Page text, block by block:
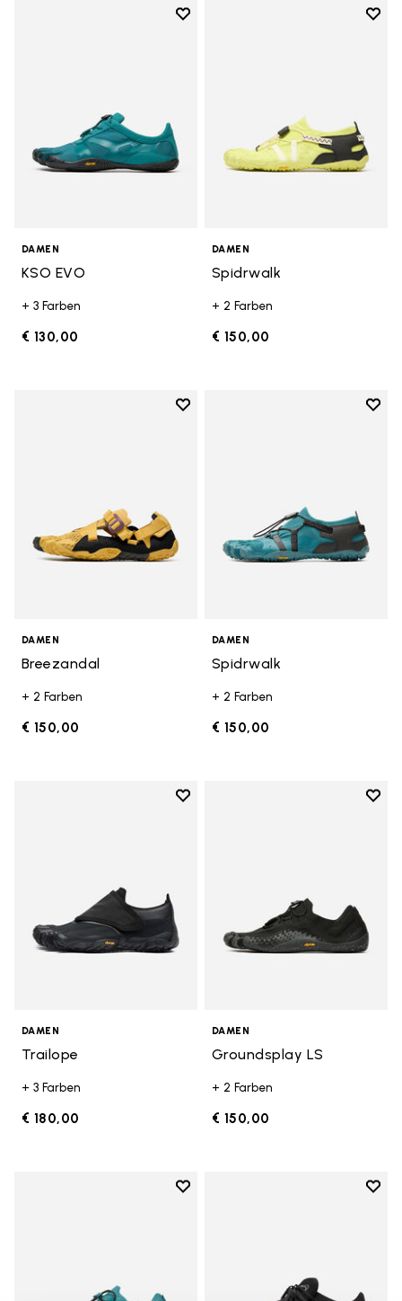
Add to wishlist
DAMEN
KSO EVO
+ 3 Farben
€ 130,00
Add
DAMEN
Spidrwalk
+ 2 Farben
€ 150,00
Add to wishlist
DAMEN
Breezandal
+ 2 Farben
€ 150,00
Add
DAMEN
Spidrwalk
+ 2 Farben
€ 150,00
Add to wishlist
DAMEN
Trailope
+ 3 Farben
€ 180,00
Add
DAMEN
Groundsplay LS
+ 2 Farben
€ 150,00
Add to wishlist
Add